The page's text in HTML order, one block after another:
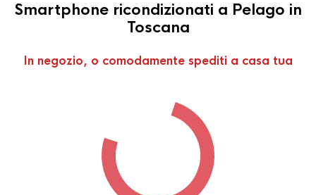
Smartphone ricondizionati a Pelago in
Toscana
In negozio, o comodamente spediti a casa tua